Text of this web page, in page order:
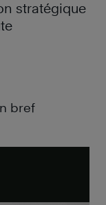
stratégique
bref